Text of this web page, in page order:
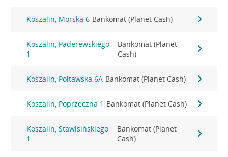
Koszalin, Morska 6 Bankomat (Planet Cash)
Koszalin, Paderewskiego
1
Bankomat (Planet
Cash)
Koszalin, Połtawska 6A Bankomat (Planet Cash)
Koszalin, Poprzeczna 1 Bankomat (Planet Cash)
Koszalin, Stawisińskiego
1
Bankomat (Planet
Cash)